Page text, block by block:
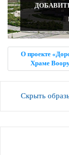
О проекте
Храме
Скрыть